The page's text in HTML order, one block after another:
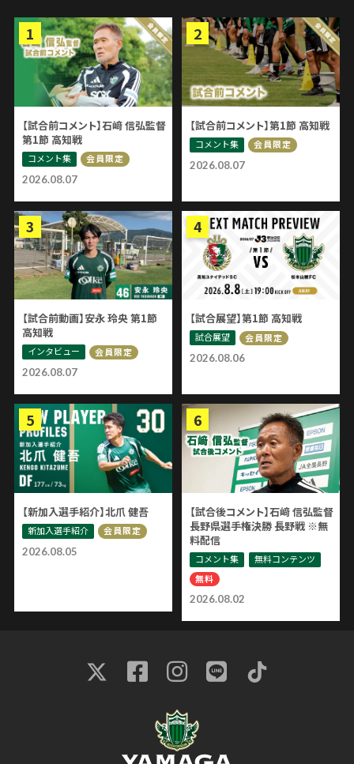
2026.08.07
【試合前コメント】石﨑 信弘監督
第1節 高知戦
コメント集 会員限定
2026.08.07
【試合前コメント】第1節 高知戦
コメント集 会員限定
2026.08.07
【試合前動画】安永 玲央 第1節
高知戦
インタビュー 会員限定
2026.08.06
【試合展望】第1節 高知戦
試合展望 会員限定
2026.08.05
【新加入選手紹介】北爪 健吾
新加入選手紹介 会員限定
2026.08.02
【試合後コメント】石﨑 信弘監督
長野県選手権決勝 長野戦 ※無
料配信
コメント集
無料コンテンツ
無料